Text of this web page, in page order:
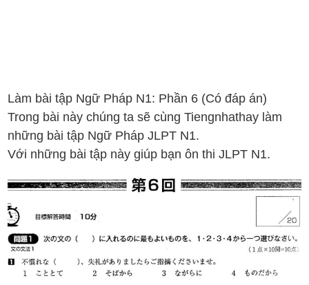
Làm bài tập Ngữ Pháp N1: Phần 6 (Có đáp án)
Trong bài này chúng ta sẽ cùng Tiengnhathay làm
những bài tập Ngữ Pháp JLPT N1.
Với những bài tập này giúp bạn ôn thi JLPT N1.